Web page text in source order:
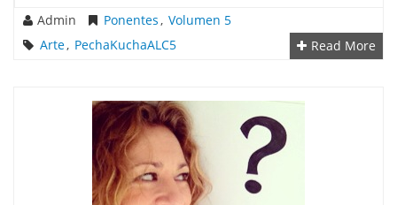
Admin Ponentes, Volumen 5
Arte, PechaKuchaALC5 Read More